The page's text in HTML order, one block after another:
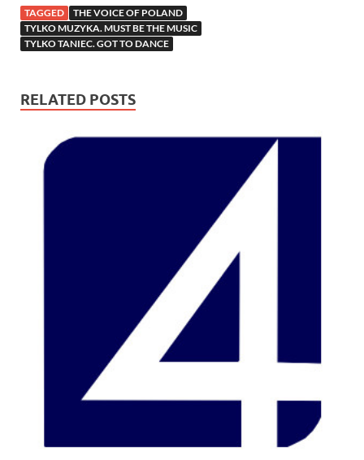
TAGGED
THE VOICE OF POLAND
TYLKO MUZYKA. MUST BE THE MUSIC
TYLKO TANIEC. GOT TO DANCE
RELATED POSTS